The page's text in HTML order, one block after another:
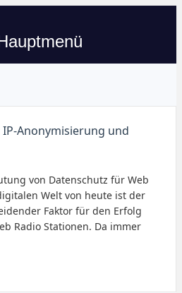
Anonymisierung und
von Datenschutz für Web
Welt von heute ist der
Faktor für den Erfolg
Radio Stationen. Da immer